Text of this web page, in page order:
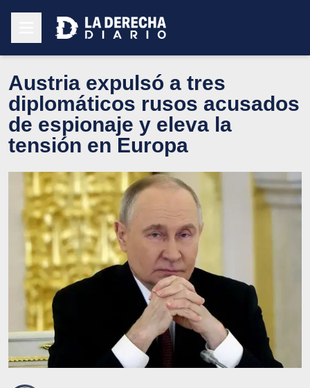
Austria expulsó a tres
diplomáticos rusos acusados
de espionaje y eleva la
tensión en Europa